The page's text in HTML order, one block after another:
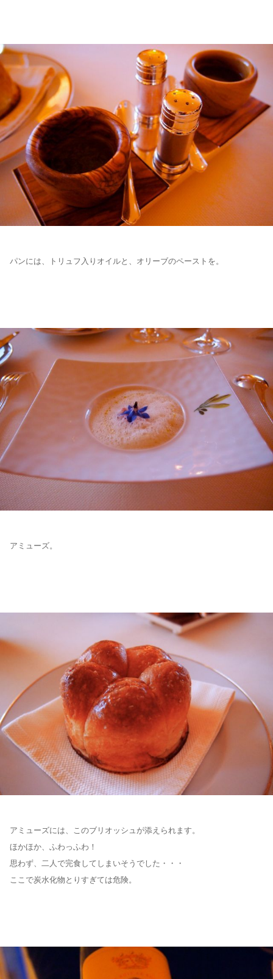
パンには、トリュフ入りオイルと、オリーブのペーストを。
アミューズ。
アミューズには、このブリオッシュが添えられます。
ほかほか、ふわっふわ！
思わず、二人で完食してしまいそうでした・・・
ここで炭水化物とりすぎては危険。